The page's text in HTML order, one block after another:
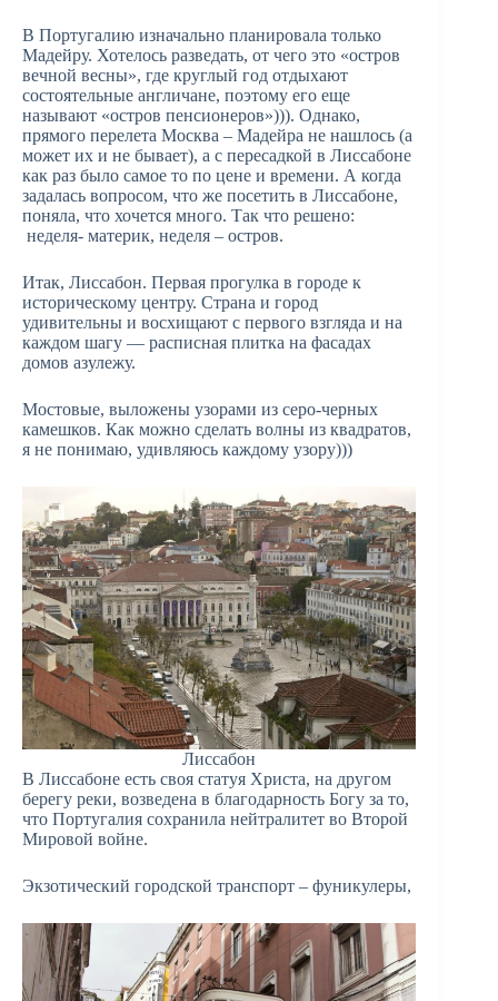
В Португалию изначально планировала только
Мадейру. Хотелось разведать, от чего это «остров
вечной весны», где круглый год отдыхают
состоятельные англичане, поэтому его еще
называют «остров пенсионеров»))). Однако,
прямого перелета Москва – Мадейра не нашлось (а
может их и не бывает), а с пересадкой в Лиссабоне
как раз было самое то по цене и времени. А когда
задалась вопросом, что же посетить в Лиссабоне,
поняла, что хочется много. Так что решено:
неделя- материк, неделя – остров.
Итак, Лиссабон. Первая прогулка в городе к
историческому центру. Страна и город
удивительны и восхищают с первого взгляда и на
каждом шагу — расписная плитка на фасадах
домов азулежу.
Мостовые, выложены узорами из серо-черных
камешков. Как можно сделать волны из квадратов,
я не понимаю, удивляюсь каждому узору)))
Лиссабон
В Лиссабоне есть своя статуя Христа, на другом
берегу реки, возведена в благодарность Богу за то,
что Португалия сохранила нейтралитет во Второй
Мировой войне.
Экзотический городской транспорт – фуникулеры,